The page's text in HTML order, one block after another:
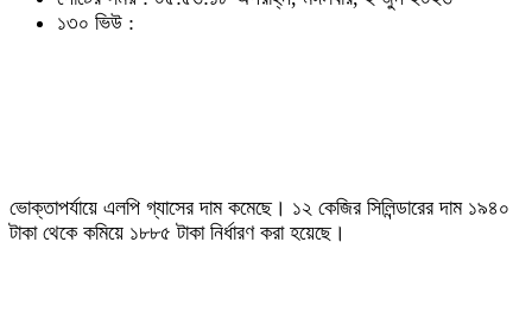
১৩০ ভিউ :
ভোক্তাপর্যায়ে এলপি গ্যাসের দাম কমেছে। ১২ কেজির সিলিন্ডারের দাম ১৯৪০
টাকা থেকে কমিয়ে ১৮৮৫ টাকা নির্ধারণ করা হয়েছে।